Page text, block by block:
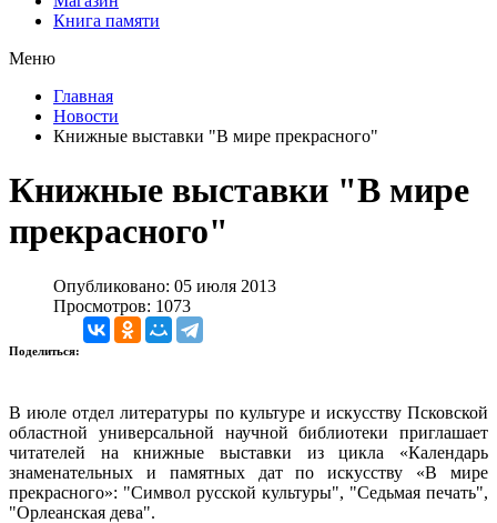
Книга памяти
Меню
Главная
Новости
Книжные выставки "В мире прекрасного"
Книжные выставки "В мире
прекрасного"
Опубликовано: 05 июля 2013
Просмотров: 1073
Поделиться:
В июле отдел литературы по культуре и искусству Псковской
областной универсальной научной библиотеки приглашает
читателей на книжные выставки из цикла «Календарь
знаменательных и памятных дат по искусству «В мире
прекрасного»: "Символ русской культуры", "Седьмая печать",
"Орлеанская дева".